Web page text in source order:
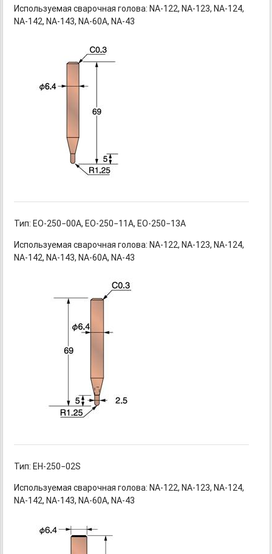
Используемая сварочнаяголова: NA-122, NA-123, NA-124,
NA-142, NA-143, NA-60A, NA-43
Тип: EO-250−00A, EO-250−11A, EO-250−13A
Используемая сварочнаяголова: NA-122, NA-123, NA-124,
NA-142, NA-143, NA-60A, NA-43
Тип: EH-250−02S
Используемая сварочнаяголова: NA-122, NA-123, NA-124,
NA-142, NA-143, NA-60A, NA-43